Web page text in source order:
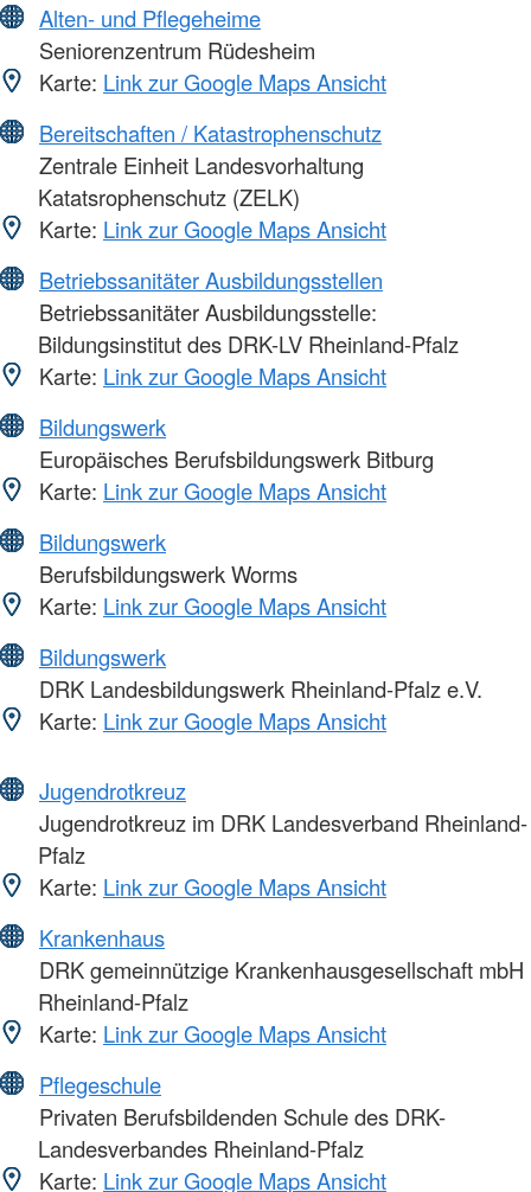
Alten- und Pflegeheime
Seniorenzentrum Rüdesheim
Karte: Link zur Google Maps Ansicht
Bereitschaften / Katastrophenschutz
Zentrale Einheit Landesvorhaltung
Katatsrophenschutz (ZELK)
Karte: Link zur Google Maps Ansicht
Betriebssanitäter Ausbildungsstellen
Betriebssanitäter Ausbildungsstelle:
Bildungsinstitut des DRK-LV Rheinland-Pfalz
Karte: Link zur Google Maps Ansicht
Bildungswerk
Europäisches Berufsbildungswerk Bitburg
Karte: Link zur Google Maps Ansicht
Bildungswerk
Berufsbildungswerk Worms
Karte: Link zur Google Maps Ansicht
Bildungswerk
DRK Landesbildungswerk Rheinland-Pfalz e.V.
Karte: Link zur Google Maps Ansicht
Jugendrotkreuz
Jugendrotkreuz im DRK Landesverband Rheinland-
Pfalz
Karte: Link zur Google Maps Ansicht
Krankenhaus
DRK gemeinnützige Krankenhausgesellschaft mbH
Rheinland-Pfalz
Karte: Link zur Google Maps Ansicht
Pflegeschule
Privaten Berufsbildenden Schule des DRK-
Landesverbandes Rheinland-Pfalz
Karte: Link zur Google Maps Ansicht